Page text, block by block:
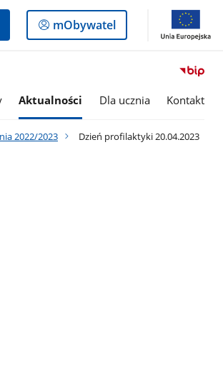
Logowanie
do
mObywatel
Aktualności Dla ucznia Kontakt
2022/2023 Dzień profilaktyki 20.04.2023